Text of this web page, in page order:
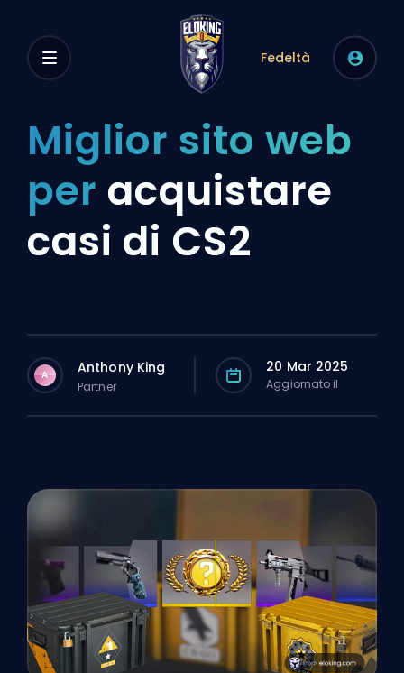
Fedeltà
Miglior sito web
per acquistare
casi di CS2
A Anthony King
Partner
20 Mar 2025
Aggiornato il